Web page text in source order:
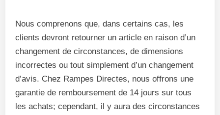
Nous comprenons que, dans certains cas, les
clients devront retourner un article en raison d’un
changement de circonstances, de dimensions
incorrectes ou tout simplement d’un changement
d’avis. Chez Rampes Directes, nous offrons une
garantie de remboursement de 14 jours sur tous
les achats; cependant, il y aura des circonstances